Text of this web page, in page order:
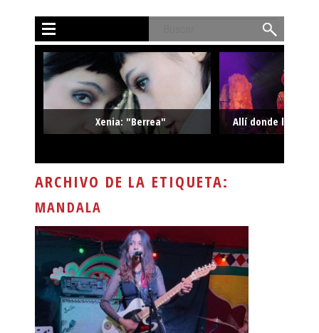
Xenia: "Berrea" Allí donde la
ARCHIVO DE LA ETIQUETA:
MANDALA